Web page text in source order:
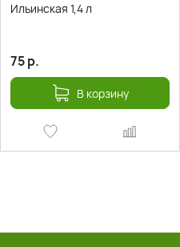
Ильинская 1,4 л
75р.
В корзину